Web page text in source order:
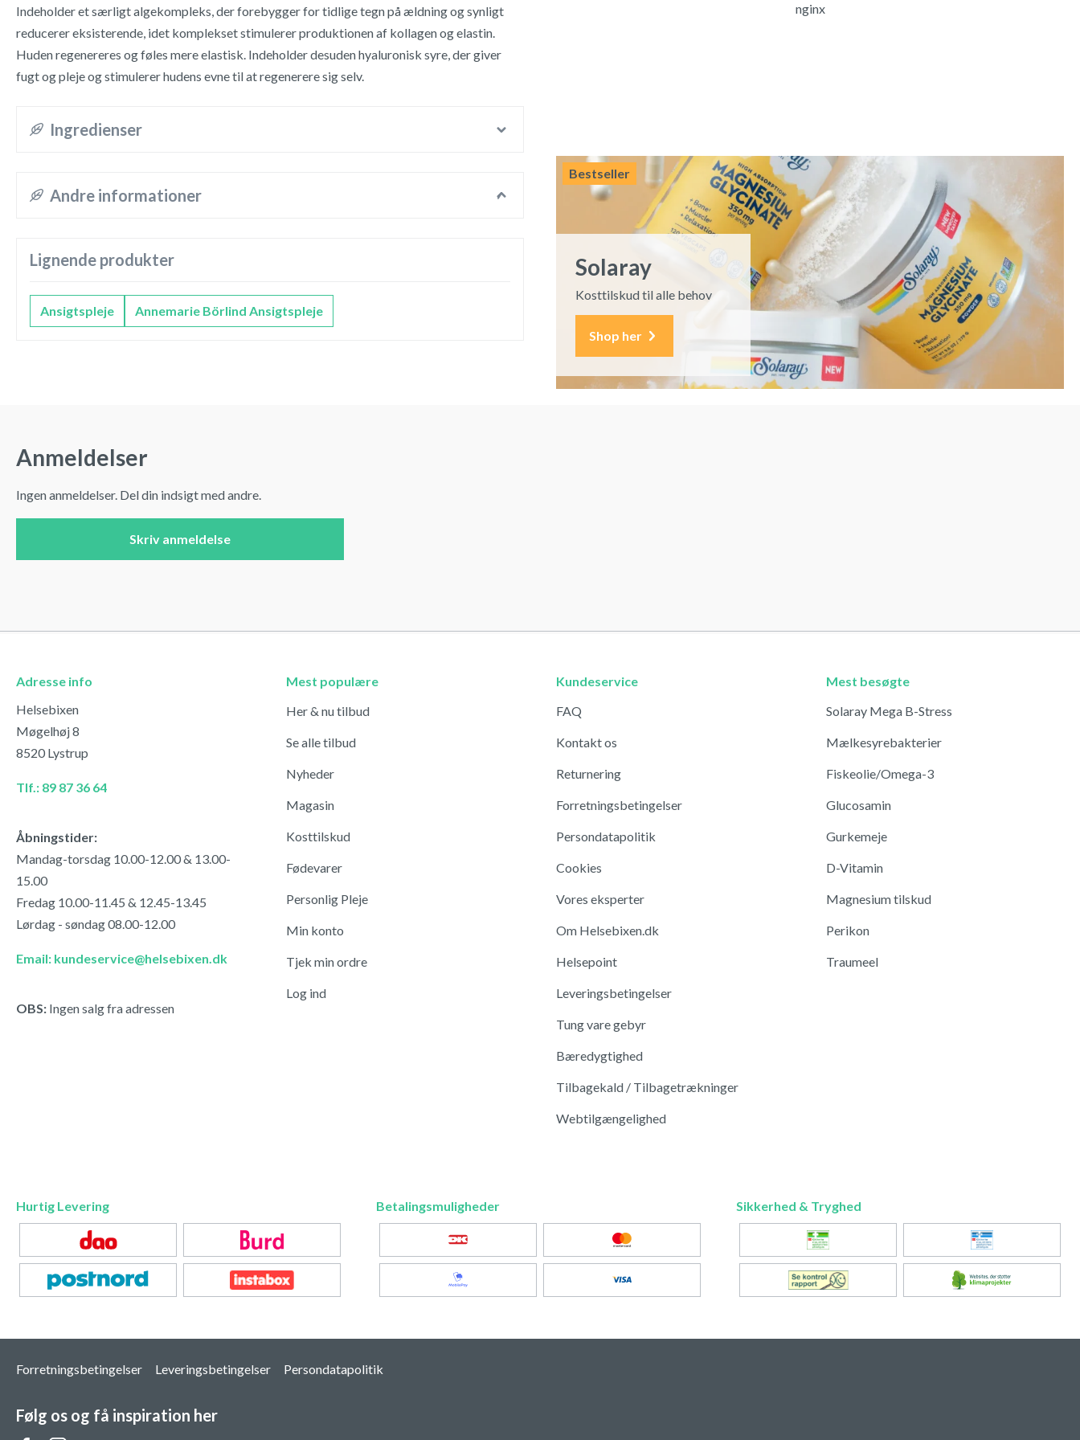
Indeholder et særligt algekompleks, der forebygger for tidlige tegn på ældning og synligt
reducerer eksisterende, idet komplekset stimulerer produktionen af kollagen og elastin.
Huden regenereres og føles mere elastisk. Indeholder desuden hyaluronisk syre, der giver
fugt og pleje og stimulerer hudens evne til at regenerere sig selv.
Ingredienser
Andre informationer
Lignende produkter
Ansigtspleje Annemarie Börlind Ansigtspleje
nginx
Bestseller
Solaray
Kosttilskud til alle behov
Shop her
Anmeldelser
Ingen anmeldelser. Del din indsigt med andre.
Skriv anmeldelse
Adresse info
Helsebixen
Møgelhøj 8
8520 Lystrup
Tlf.: 89 87 36 64
Åbningstider:
Mandag-torsdag 10.00-12.00 & 13.00-
15.00
Fredag 10.00-11.45 & 12.45-13.45
Lørdag - søndag 08.00-12.00
Email: kundeservice@helsebixen.dk
OBS: Ingen salg fra adressen
Mest populære
Her & nu tilbud
Se alle tilbud
Nyheder
Magasin
Kosttilskud
Fødevarer
Personlig Pleje
Min konto
Tjek min ordre
Log ind
Kundeservice
FAQ
Kontakt os
Returnering
Forretningsbetingelser
Persondatapolitik
Cookies
Vores eksperter
Om Helsebixen.dk
Helsepoint
Leveringsbetingelser
Tung vare gebyr
Bæredygtighed
Tilbagekald / Tilbagetrækninger
Webtilgængelighed
Mest besøgte
Solaray Mega B-Stress
Mælkesyrebakterier
Fiskeolie/Omega-3
Glucosamin
Gurkemeje
D-Vitamin
Magnesium tilskud
Perikon
Traumeel
Hurtig Levering Betalingsmuligheder Sikkerhed & Tryghed
Forretningsbetingelser Leveringsbetingelser Persondatapolitik
Følg os og få inspiration her